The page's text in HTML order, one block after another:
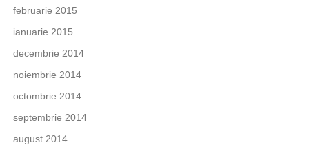
februarie 2015
ianuarie 2015
decembrie 2014
noiembrie 2014
octombrie 2014
septembrie 2014
august 2014